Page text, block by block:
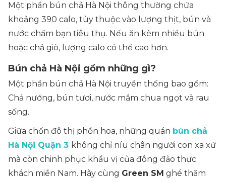
Một phần bún chả Hà Nội thông thường chứa
khoảng 390 calo, tùy thuộc vào lượng thịt, bún và
nước chấm bạn tiêu thụ. Nếu ăn kèm nhiều bún
hoặc chả giò, lượng calo có thể cao hơn.
Bún chả Hà Nội gồm những gì?
Một phần bún chả Hà Nội truyền thống bao gồm:
Chả nướng, bún tươi, nước mắm chua ngọt và rau
sống.
Giữa chốn đô thị phồn hoa, những quán bún chả
Hà Nội Quận 3 không chỉ níu chân người con xa xứ
mà còn chinh phục khẩu vị của đông đảo thực
khách miền Nam. Hãy cùng Green SM ghé thăm